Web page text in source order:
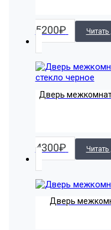
5200₽
Дверь
4300₽
Дверь